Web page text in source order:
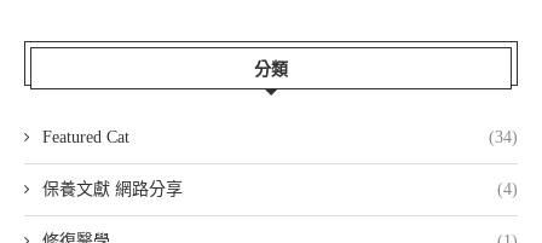
分類
Featured Cat (34)
保養文獻 網路分享 (4)